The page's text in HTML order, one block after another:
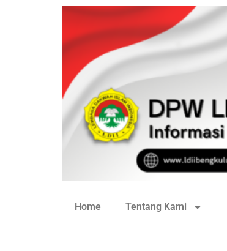
Home Tentang Kami